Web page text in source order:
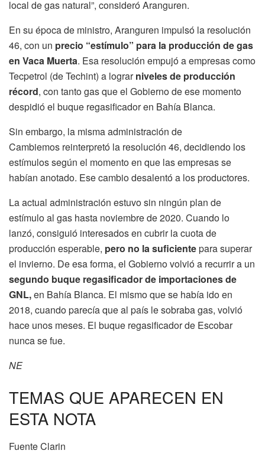
local de gas natural”, consideró Aranguren.
En su época de ministro, Aranguren impulsó la resolución
46, con un precio “estímulo” para la producción de gas
en Vaca Muerta. Esa resolución empujó a empresas como
Tecpetrol (de Techint) a lograrniveles de producción
récord, con tanto gas que el Gobierno de ese momento
despidió el buque regasificador en Bahía Blanca.
Sin embargo, la misma administración de
Cambiemos reinterpretó la resolución 46, decidiendo los
estímulos según el momento en que las empresas se
habían anotado. Ese cambio desalentó a los productores.
La actual administración estuvo sin ningún plan de
estímulo al gas hasta noviembre de 2020. Cuando lo
lanzó, consiguió interesados en cubrir la cuota de
producción esperable, pero no la suficientepara superar
el invierno. De esa forma, el Gobierno volvió a recurrir a un
segundo buque regasificador de importaciones de
GNL,en Bahía Blanca. El mismo que se había ido en
2018, cuando parecía que al país le sobraba gas, volvió
hace unos meses. El buque regasificador de Escobar
nunca se fue.
NE
TEMAS QUE APARECEN EN
ESTA NOTA
Fuente Clarin